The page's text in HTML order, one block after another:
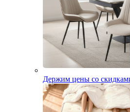
Держим цены со